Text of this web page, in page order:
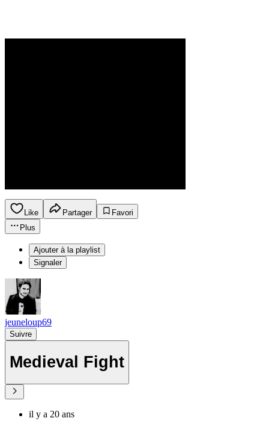
Like Partager
Favori
Plus
Ajouter à la playlist
Signaler
jeuneloup69
Suivre
Medieval Fight
il y a 20 ans